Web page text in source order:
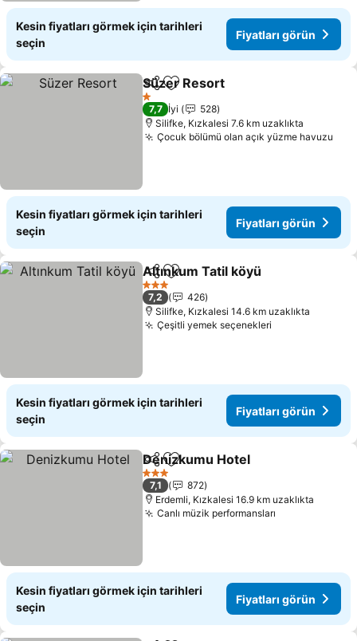
Kesin fiyatları görmek için tarihleri
seçin
Fiyatları görün
PaylaşFavorilerime ekle
Süzer Resort
1 Yıldız
7,7 İyi
528
Silifke, Kızkalesi 7.6 km uzaklıkta
Çocuk bölümü olan açık yüzme havuzu
Kesin fiyatları görmek için tarihleri
seçin
Fiyatları görün
PaylaşFavorilerime ekle
Altınkum Tatil köyü
3 Yıldız
7,2
426
Silifke, Kızkalesi 14.6 km uzaklıkta
Çeşitli yemek seçenekleri
Kesin fiyatları görmek için tarihleri
seçin
Fiyatları görün
PaylaşFavorilerime ekle
Denizkumu Hotel
3 Yıldız
7,1
872
Erdemli, Kızkalesi 16.9 km uzaklıkta
Canlı müzik performansları
Kesin fiyatları görmek için tarihleri
seçin
Fiyatları görün